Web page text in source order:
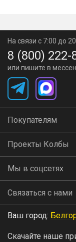
На связи с 7:00 до
8 (800) 222-
или пишите в
Покупателям
Проекты Колбы
Мы в соцсетях
Связаться с нами
Ваш город:
Скачайте наше